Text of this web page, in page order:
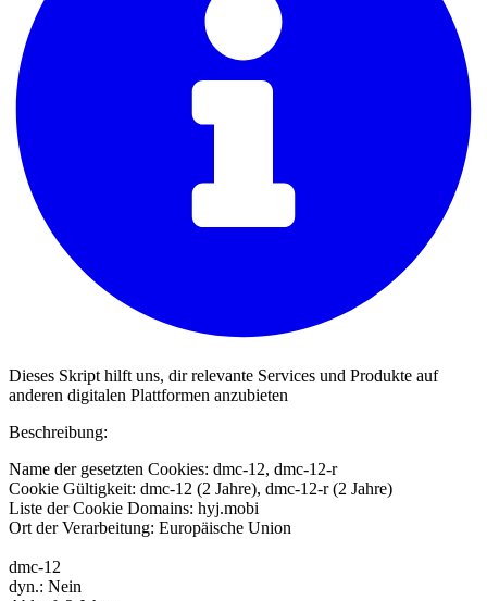
Dieses Skript hilft uns, dir relevante Services und Produkte auf
anderen digitalen Plattformen anzubieten
Beschreibung:
Name der gesetzten Cookies: dmc-12, dmc-12-r
Cookie Gültigkeit: dmc-12 (2 Jahre), dmc-12-r (2 Jahre)
Liste der Cookie Domains: hyj.mobi
Ort der Verarbeitung: Europäische Union
dmc-12
dyn.: Nein